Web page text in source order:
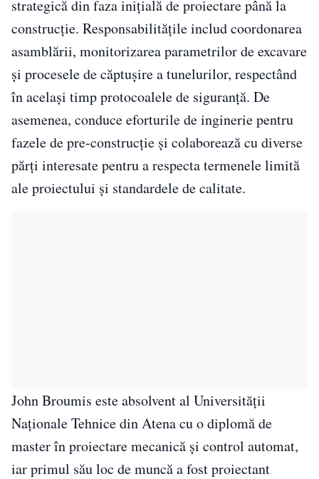
strategică din faza inițială de proiectare până la
construcție. Responsabilitățile includ coordonarea
asamblării, monitorizarea parametrilor de excavare
și procesele de căptușire a tunelurilor, respectând
în același timp protocoalele de siguranță. De
asemenea, conduce eforturile de inginerie pentru
fazele de pre-construcție și colaborează cu diverse
părți interesate pentru a respecta termenele limită
ale proiectului și standardele de calitate.
John Broumis este absolvent al Universității
Naționale Tehnice din Atena cu o diplomă de
master în proiectare mecanică și control automat,
iar primul său loc de muncă a fost proiectant